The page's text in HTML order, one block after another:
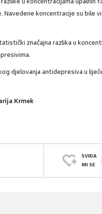
koncentracije su bile
značajna razlika u
djelovanja antidepresiva u
Krmek
SVIĐA
MI SE